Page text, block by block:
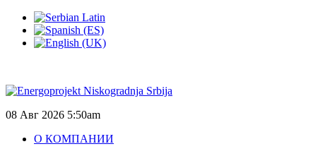
08 Авг 2026 5:50am
О КОМПАНИИ